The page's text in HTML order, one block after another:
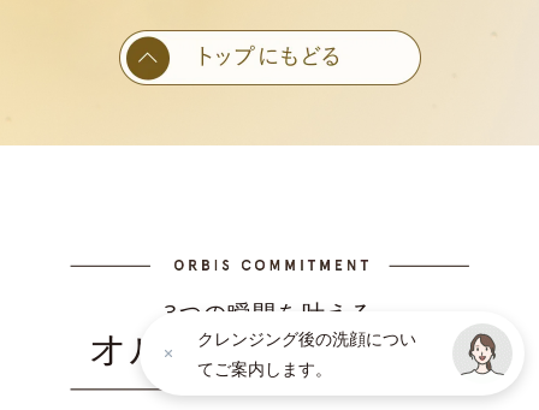
3つの瞬間を叶える
オルビスのこだわり
クレンジング後の洗顔につい
てご案内します。